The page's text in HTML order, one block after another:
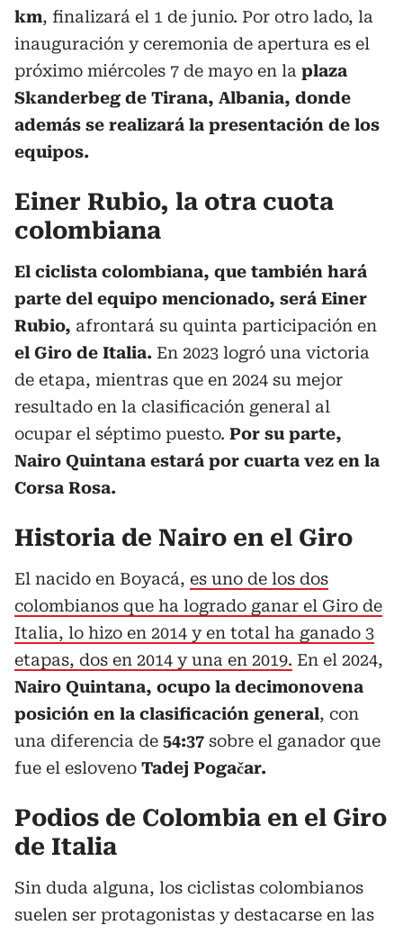
km, finalizará el 1 de junio. Por otro lado, la
inauguración y ceremonia de apertura es el
próximo miércoles 7 de mayo en la plaza
Skanderbeg de Tirana, Albania, donde
además se realizará la presentación de los
equipos.
Einer Rubio, la otra cuota
colombiana
El ciclista colombiana, que también hará
parte del equipo mencionado, será Einer
Rubio, afrontará su quinta participación en
el Giro de Italia. En 2023 logró una victoria
de etapa, mientras que en 2024 su mejor
resultado en la clasificación general al
ocupar el séptimo puesto. Por su parte,
Nairo Quintana estará por cuarta vez en la
Corsa Rosa.
Historia de Nairo en el Giro
El nacido en Boyacá, es uno de los dos
colombianos que ha logrado ganar el Giro de
Italia, lo hizo en 2014 y en total ha ganado 3
etapas, dos en 2014 y una en 2019. En el 2024,
Nairo Quintana, ocupo la decimonovena
posición en la clasificación general, con
una diferencia de 54:37 sobre el ganador que
fue el esloveno Tadej Pogačar.
Podios de Colombia en el Giro
de Italia
Sin duda alguna, los ciclistas colombianos
suelen ser protagonistas y destacarse en las